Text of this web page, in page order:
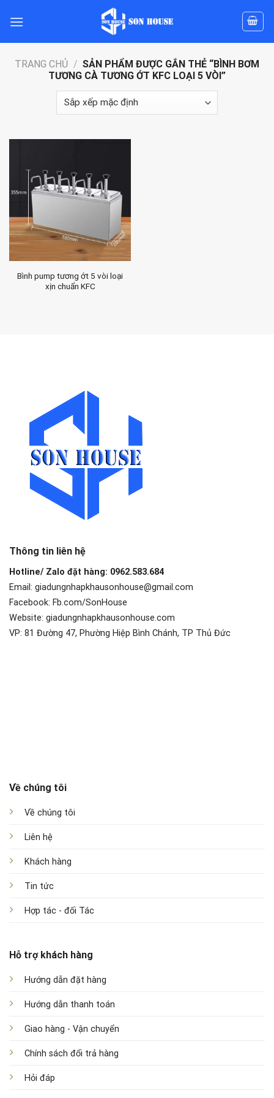
TRANG CHỦ / SẢN PHẨM ĐƯỢC GẮN THẺ “BÌNH BƠM
TƯƠNG CÀ TƯƠNG ỚT KFC LOẠI 5 VÒI”
Bình pump tương ớt 5 vòi loại
xịn chuẩn KFC
Thông tin liên hệ
Hotline/ Zalo đặt hàng: 0962.583.684
Email: giadungnhapkhausonhouse@gmail.com
Facebook: Fb.com/SonHouse
Website: giadungnhapkhausonhouse.com
VP: 81 Đường 47, Phường Hiệp Bình Chánh, TP Thủ Đức
Về chúng tôi
Về chúng tôi
Liên hệ
Khách hàng
Tin tức
Hợp tác - đối Tác
Hỗ trợ khách hàng
Hướng dẫn đặt hàng
Hướng dẫn thanh toán
Giao hàng - Vận chuyển
Chính sách đổi trả hàng
Hỏi đáp